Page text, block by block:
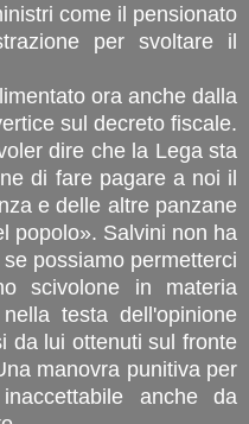
come il pensionato
per svoltare il
ora anche dalla
sul decreto fiscale.
dire che la Lega sta
di fare pagare a noi il
e delle altre panzane
popolo». Salvini non ha
possiamo permetterci
scivolone in materia
testa dell'opinione
da lui ottenuti sul fronte
manovra punitiva per
anche da